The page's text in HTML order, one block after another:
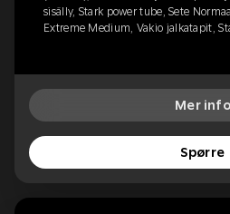
sisälly, Stark power tube, Sete
Extreme Medium, Vakio jalkatapit,
Mer info
Spørre